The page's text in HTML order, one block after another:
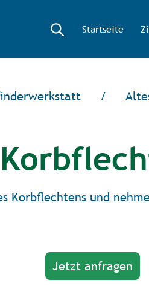
Startseite
/
Korbﬂechtens und
Jetzt anfragen